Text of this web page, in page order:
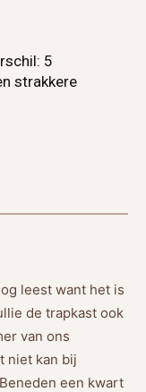
5
strakkere
leest want het is
de trapkast ook
van ons
niet kan bij
een kwart